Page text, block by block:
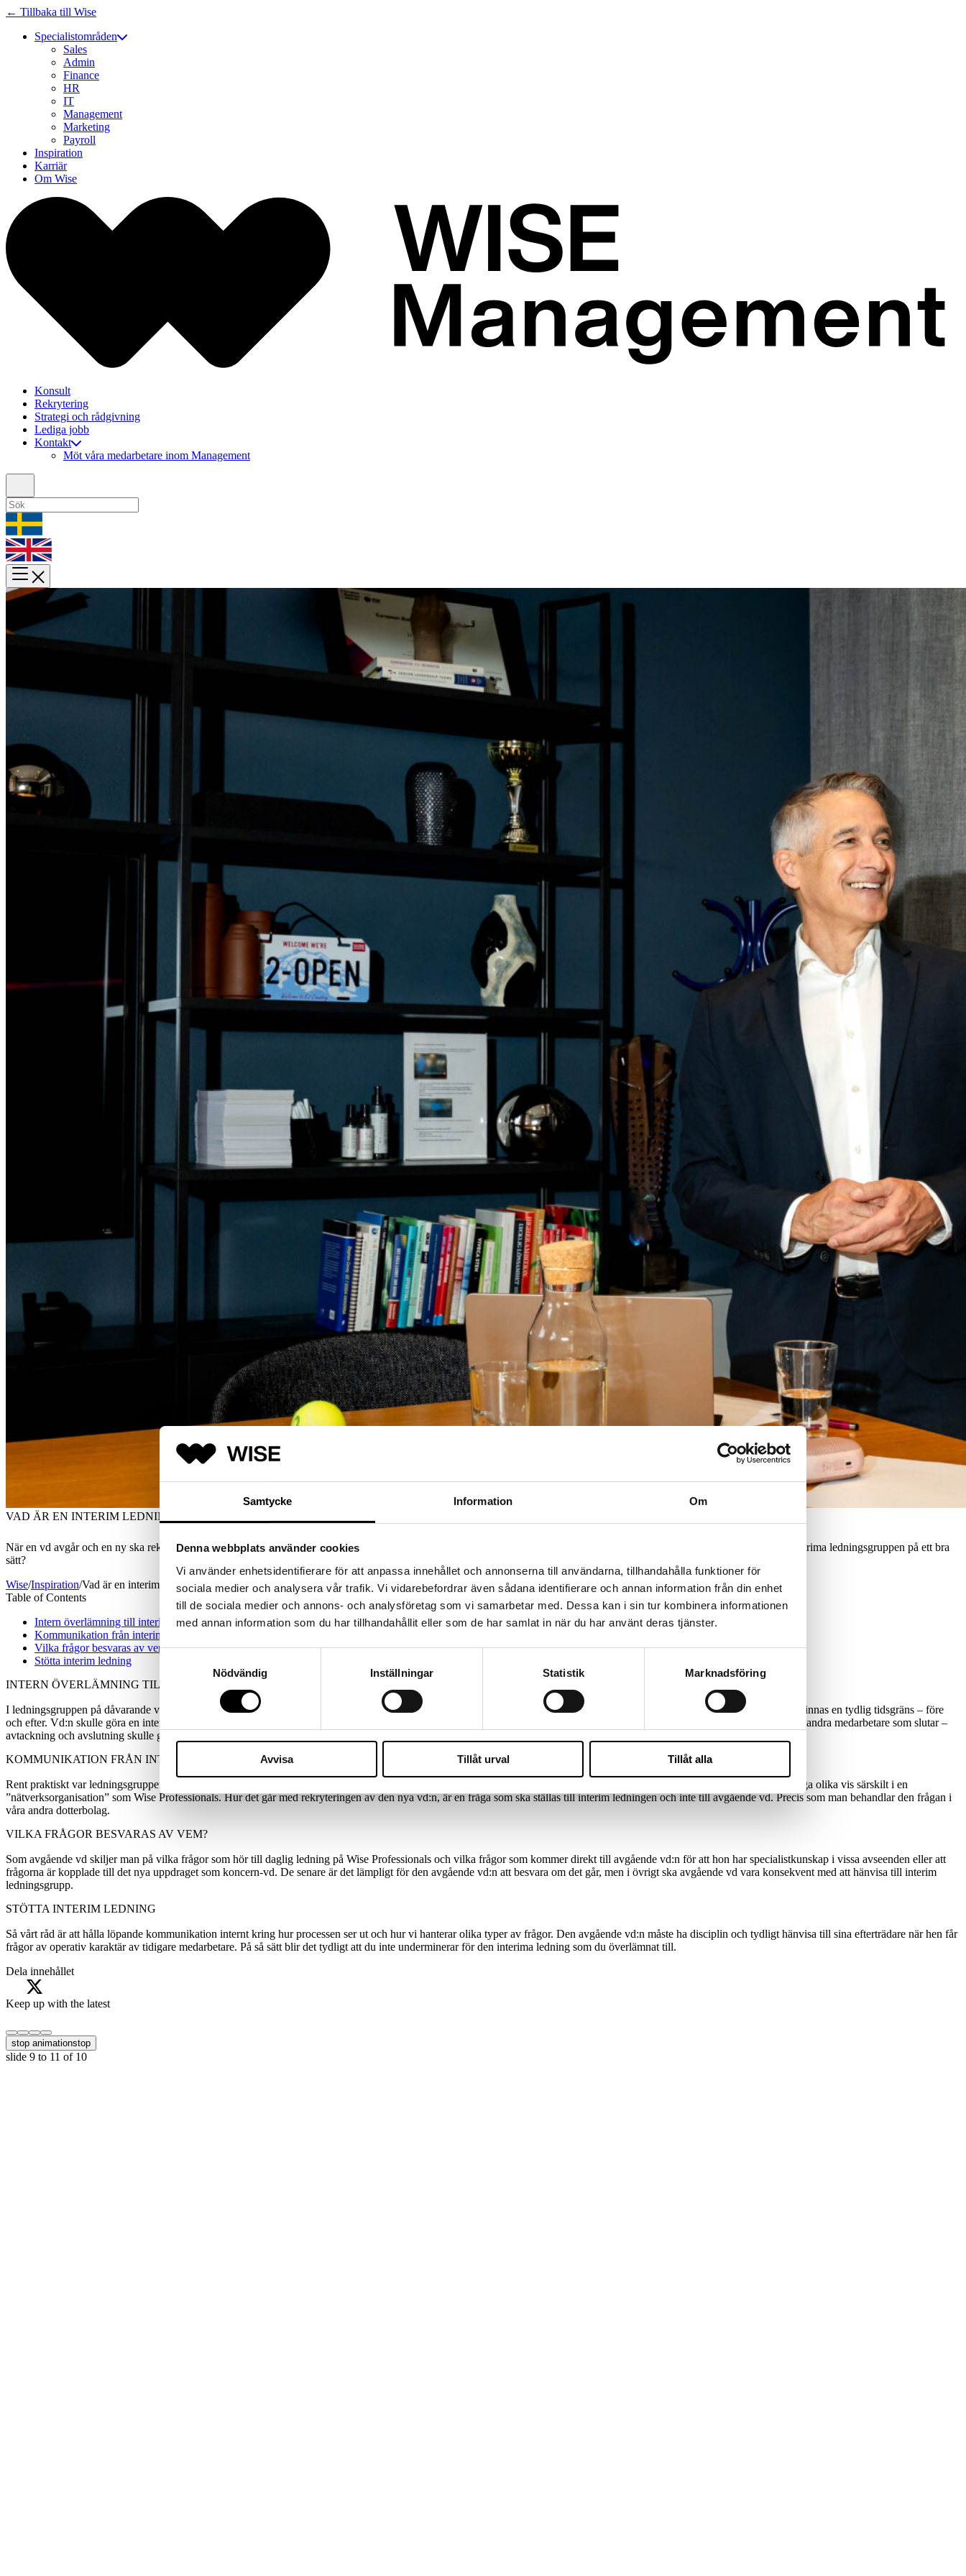
Samtycke Information Om
Denna webbplats använder cookies
Vi använder enhetsidentifierare för att anpassa innehållet och annonserna till användarna, tillhandahålla funktioner för
sociala medier och analysera vår trafik. Vi vidarebefordrar även sådana identifierare och annan information från din enhet
till de sociala medier och annons- och analysföretag som vi samarbetar med. Dessa kan i sin tur kombinera informationen
med annan information som du har tillhandahållit eller som de har samlat in när du har använt deras tjänster.
Samtyckesval
Nödvändig
Inställningar Statistik Marknadsföring
Avvisa Tillåt urval Tillåt alla
← Tillbaka till Wise
Specialistområden
Sales
Admin
Finance
HR
IT
Management
Marketing
Payroll
Inspiration
Karriär
Om Wise
Konsult
Rekrytering
Strategi och rådgivning
Lediga jobb
Kontakt
Möt våra medarbetare inom Management
VAD ÄR EN INTERIM LEDNINGSGRUPP?
När en vd avgår och en ny ska rekryteras är det vanligt att beslutsfattandet lämnas åt en interim ledning. Men hur funderar en sådan? Och hur överlämnar vd:n arbetet till den interima ledningsgruppen på ett bra
sätt?
Wise/Inspiration/Vad är en interim ledningsgrupp?
Table of Contents
Intern överlämning till interim ledningsgrupp
Kommunikation från interim ledning
Vilka frågor besvaras av vem?
Stötta interim ledning
INTERN ÖVERLÄMNING TILL INTERIM LEDNINGSGRUPP
I ledningsgruppen på dåvarande varumärket och bolaget Wise Professionals tänkte vi från början att vi skulle se på vd:ns exit som att hon gick till ett ”externt” bolag. Det skulle finnas en tydlig tidsgräns – före
och efter. Vd:n skulle göra en intern överlämning mot tillförordnad vd och den interim ledning vi riggat under tiden en ny vd rekryteras. Samma ”riter” och rutiner som vi har för andra medarbetare som slutar –
avtackning och avslutning skulle genomföras. På så sätt fick vi ”glädjas” och ”sörja” för att kunna gå vidare. Precis som det ska vara.
KOMMUNIKATION FRÅN INTERIM LEDNING
Rent praktiskt var ledningsgruppen tydliga i sin kommunikation till organisationen om hur den skulle fungera på kort sikt. Det gäller att ständigt och öppet kommunicera på många olika vis särskilt i en
”nätverksorganisation” som Wise Professionals. Hur det går med rekryteringen av den nya vd:n, är en fråga som ska ställas till interim ledningen och inte till avgående vd. Precis som man behandlar den frågan i
våra andra dotterbolag.
VILKA FRÅGOR BESVARAS AV VEM?
Som avgående vd skiljer man på vilka frågor som hör till daglig ledning på Wise Professionals och vilka frågor som kommer direkt till avgående vd:n för att hon har specialistkunskap i vissa avseenden eller att
frågorna är kopplade till det nya uppdraget som koncern-vd. De senare är det lämpligt för den avgående vd:n att besvara om det går, men i övrigt ska avgående vd vara konsekvent med att hänvisa till interim
ledningsgrupp.
STÖTTA INTERIM LEDNING
Så vårt råd är att hålla löpande kommunikation internt kring hur processen ser ut och hur vi hanterar olika typer av frågor. Den avgående vd:n måste ha disciplin och tydligt hänvisa till sina efterträdare när hen får
frågor av operativ karaktär av tidigare medarbetare. På så sätt blir det tydligt att du inte underminerar för den interima ledning som du överlämnat till.
Dela innehållet
Keep up with the latest
stop animationstop
slide 9 to 11 of 10